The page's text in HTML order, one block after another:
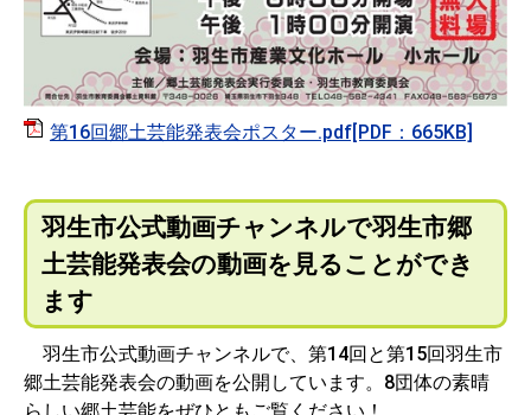
第16回郷土芸能発表会ポスター.pdf[PDF：665KB]
羽生市公式動画チャンネルで羽生市郷
土芸能発表会の動画を見ることができ
ます
羽生市公式動画チャンネルで、第14回と第15回羽生市
郷土芸能発表会の動画を公開しています。8団体の素晴